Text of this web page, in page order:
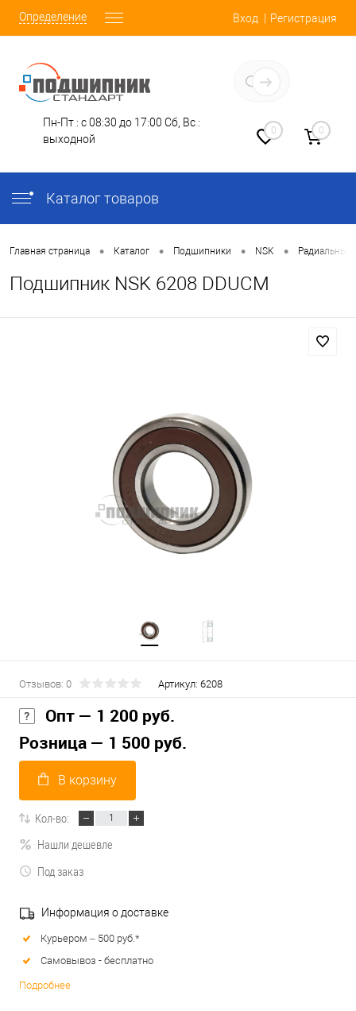
Определение Вход Регистрация
Пн-Пт : с 08:30 до 17:00 Сб, Вс :
выходной
0 0
Каталог товаров
Главная страница • Каталог • Подшипники • NSK •
Подшипник NSK 6208 DDUCM
Отзывов: 0 Артикул: 6208
Опт — 1 200 руб.
Розница — 1 500 руб.
В корзину
Кол-во:
Нашли дешевле
Под заказ
Информация о доставке
Курьером – 500 руб.*
Самовывоз - бесплатно
Подробнее